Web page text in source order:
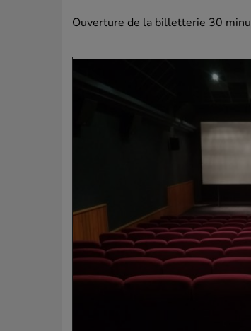
Ouverture de la billetterie 30